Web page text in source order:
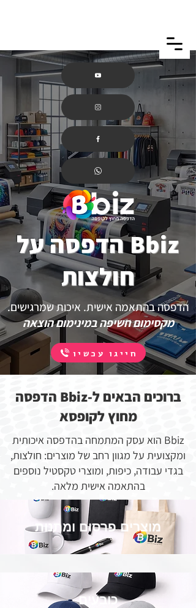
Bbiz הדפסה על
חולצות
הדפסה בהתאמה אישית. איכות שמרגישים.
מקסימום חשיפה במינימום הוצאה
חייגו עכשיו
ברוכים הבאים ל-Bbiz הדפסה
מחוץ לקופסא
Bbiz הוא עסק המתמחה בהדפסה איכותית
ומקצועית על מגוון רחב של מוצרים: חולצות,
בגדי עבודה, כיפות, ומוצרי טקסטיל נוספים
בהתאמה אישית מלאה.
מוצרים פרסום ומתנות
כובעים